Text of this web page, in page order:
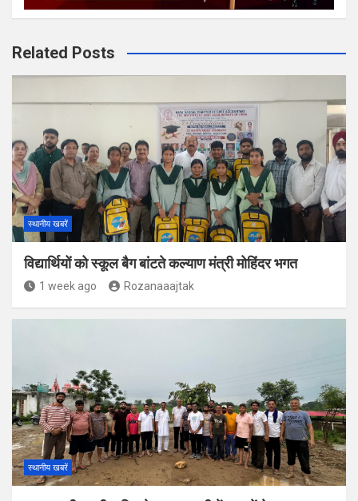
Related Posts
स्थानीय खबरें
विद्यार्थियों को स्कूल बैग बांटते कल्याण मंत्री मोहिंदर भगत
1 week ago Rozanaaajtak
स्थानीय खबरें